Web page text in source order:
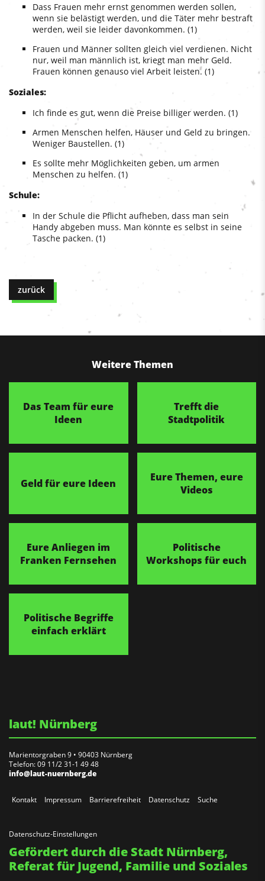
Dass Frauen mehr ernst genommen werden sollen,
wenn sie belästigt werden, und die Täter mehr bestraft
werden, weil sie leider davonkommen. (1)
Frauen und Männer sollten gleich viel verdienen. Nicht
nur, weil man männlich ist, kriegt man mehr Geld.
Frauen können genauso viel Arbeit leisten. (1)
Soziales:
Ich finde es gut, wenn die Preise billiger werden. (1)
Armen Menschen helfen, Häuser und Geld zu bringen.
Weniger Baustellen. (1)
Es sollte mehr Möglichkeiten geben, um armen
Menschen zu helfen. (1)
Schule:
In der Schule die Pflicht aufheben, dass man sein
Handy abgeben muss. Man könnte es selbst in seine
Tasche packen. (1)
zurück
Weitere Themen
Das Team für eure
Ideen
Trefft die
Stadtpolitik
Geld für eure Ideen
Eure Themen, eure
Videos
Eure Anliegen im
Franken Fernsehen
Politische
Workshops für euch
Politische Begriffe
einfach erklärt
laut! Nürnberg
Marientorgraben 9 • 90403 Nürnberg
Telefon: 09 11/2 31-1 49 48
info@laut-nuernberg.de
Kontakt Impressum Barrierefreiheit Datenschutz Suche
Datenschutz-Einstellungen
Gefördert durch die Stadt Nürnberg,
Referat für Jugend, Familie und Soziales